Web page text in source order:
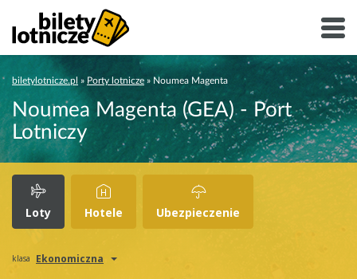
biletylotnicze.pl » Porty lotnicze » Noumea Magenta
Noumea Magenta (GEA) - Port
Lotniczy
Loty Hotele Ubezpieczenie
klasa Ekonomiczna